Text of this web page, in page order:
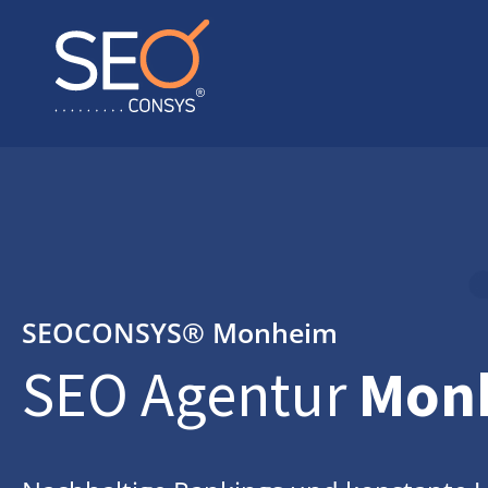
SEOCONSYS® Monheim
SEO Agentur